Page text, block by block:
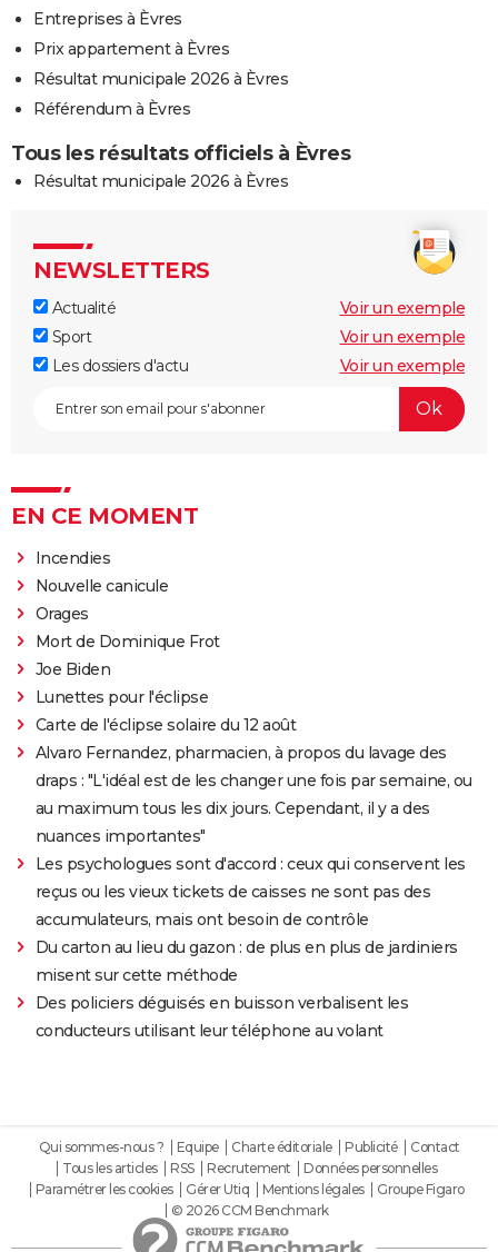
Entreprises à Èvres
Prix appartement à Èvres
Résultat municipale 2026 à Èvres
Référendum à Èvres
Tous les résultats officiels à Èvres
Résultat municipale 2026 à Èvres
NEWSLETTERS
Actualité
Voir un exemple
Sport
Voir un exemple
Les dossiers d'actu
Voir un exemple
EN CE MOMENT
Incendies
Nouvelle canicule
Orages
Mort de Dominique Frot
Joe Biden
Lunettes pour l'éclipse
Carte de l'éclipse solaire du 12 août
Alvaro Fernandez, pharmacien, à propos du lavage des
draps : "L'idéal est de les changer une fois par semaine, ou
au maximum tous les dix jours. Cependant, il y a des
nuances importantes"
Les psychologues sont d'accord : ceux qui conservent les
reçus ou les vieux tickets de caisses ne sont pas des
accumulateurs, mais ont besoin de contrôle
Du carton au lieu du gazon : de plus en plus de jardiniers
misent sur cette méthode
Des policiers déguisés en buisson verbalisent les
conducteurs utilisant leur téléphone au volant
Qui sommes-nous ? Equipe Charte éditoriale Publicité
Contact
Tous les articles
RSS Recrutement
Données personnelles
Paramétrer les cookies
Gérer Utiq Mentions légales
Groupe Figaro
© 2026 CCM Benchmark